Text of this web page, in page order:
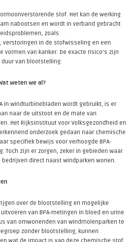
stof. Het kan de werking
nabootsen en wordt in verband gebracht
zoals
verstoringen in de stofwisseling en een
vormen van kanker. De exacte risico's zijn
van blootstelling.
weten we al?
in windturbinebladen wordt gebruikt, is er
naar de uitstoot en de mate van
Het Rijksinstituut voor Volksgezondheid en
onderzoek gedaan naar chemische
specifiek bewijs voor verhoogde BPA-
Toch zijn er zorgen, zeker in gebieden waar
direct naast windparken wonen.
over de blootstelling en mogelijke
van BPA-metingen in bloed en urine
van omwonenden van windmolenparken te
zonder blootstelling, kunnen